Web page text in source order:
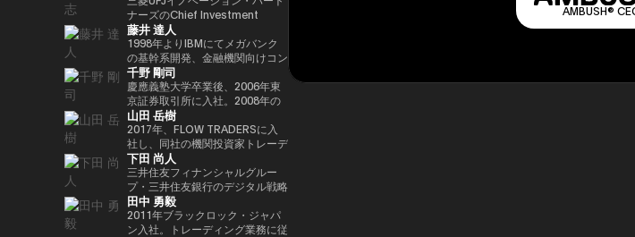
ました。1998年には、多言語対
応のホワイトラベルWebサービ
スの先駆者として高く評価された
Outblazeを設立しました。2009
年にはOutblazeのメッセージン
グ事業をIBMに売却し、その後
Outblazeを、デジタルエンター
テインメント分野のサービスや製
品を開発するプロジェクトや企業
を育成するインキュベーターへと
転換しました。そのインキュベー
ト企業のひとつが、2014年に設
立されたAnimoca Brandsです。
2017年には、従来の教育システ
ムではあまり重視されてこなかっ
た発散的思考やデザイン思考など
審査委員会推薦作品多数。
てきました。
書 『金を使うならカラダに使
え。』『ＣｈａｔＧＰＴ ｖｓ．
未来のない仕事をする人たち』
『２０３５ １０年後のニッポ
ン ホリエモンの未来予測大全』
など
BNP Paribas、JPMorganなどで
要職を歴任しました。 Ethereum
Foundation参画前は、
JPMorganのブロックチェーン部
門であるKinexysに所属し、JPM
CoinやTokenized Depositsなど
のプロダクト推進を担当していま
した。
いる。同ファンドは、ビットコイ
ン専業としては世界初のアルゴリ
ズム型暗号資産ヘッジファンドで
あり、各サイクルの高値でビット
コインを売却し、底値でより多く
を買い戻すという投資仮説を掲げ
ている。 ターピンは35年以上に
わたり連続起業家および投資家と
して活躍してきた、極めて経験豊
富なエグゼクティブであり、数多
くの成功したイグジットを実現し
てきた。その実績を背景に、プエ
ルトリコを拠点とするファミリー
オフィス Transform Capital を
設立している。 また、ビットコ
インの初期投資家かつ思想的リー
タル通貨検証グループ長。2025
年7月より出向し、現職。2025年
4月より東京大学大学院経済学研
究科CARF招聘研究員。 訳書に
『ビットコインとブロックチェー
ン：暗号通貨を支える技術』
（NTT出版）、『マスタリン
グ・イーサリアム ―スマートコ
ントラクトとDAppの構築』（オ
ライリージャパン）など。共著に
『Web3の未解決問題』（日経
BP）、『Web3・暗号資産 13
人の未来予測』（朝日新聞出
版）。
ナーズのChief Investment
Officerとして、AUM 800億円の
ファンドにおいて日・米・アジア
を中心にスタートアップ出資と事
業開発の責任者を担う。MUIP参
画以前は独立系VCのGlobal
Brainにて、国内外スタートアッ
プ投資やCVCの運営に従事。そ
れ以前はソニーにて、技術投資や
JV設立等の新規事業プロジェク
トのファイナンス、またリテール
エナジー事業のカテゴリー責任者
として、海外事業を運営。
藤井 達人
1998年よりIBMにてメガバンク
の基幹系開発、金融機関向けコン
サル業務に従事。 Microsoftを経
てMUFGのイノベーション事業に
参画しDXプロジェクトをリー
ド。 auフィナンシャルホールデ
ィングスにて執行役員チーフデジ
タルオフィサー兼IT統括部長、
Microsoftで業務執行役員 金融イ
ノベーション本部長を務めた後、
現職。 一般社団法人
FINOVATORS設立。2021年より
日本ブロックチェーン協会理事就
任。同志社大卒、東大EMP第17
千野 剛司
慶應義塾大学卒業後、2006年東
京証券取引所に入社。2008年の
金融危機以降、債務不履行管理プ
ロセスの改良プロジェクトに参画
し、日本証券クリアリング機構に
てOTCデリバティブ（クレジッ
ト・デフォルト・スワップおよび
金利スワップ）の清算プロジェク
トを主導するとともに、日本取引
所グループの清算決済分野の経営
企画を担当。2016年より
山田 岳樹
2017年、FLOW TRADERSに入
社し、同社の機関投資家トレーデ
ィング部門にて、シンガポールお
よび香港支社を拠点にアジアの機
関投資家とのブロック取引を担
当。ETFを中心に外国債券や暗号
資産を含む幅広いプロダクトにお
いて機関投資家に流動性を提供す
下田 尚人
三井住友フィナンシャルグルー
プ・三井住友銀行のデジタル戦略
部 部長。デジタルアセットに関
するSMBCグループの取り組みを
取りまとめ。 2025年6月まで日
田中 勇毅
2011年ブラックロック・ジャパ
ン入社。トレーディング業務に従
AMBUSH®